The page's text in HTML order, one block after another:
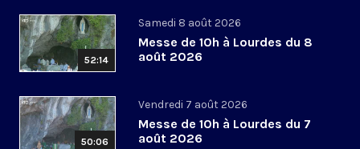
52:14
Samedi 8 août 2026
Messe de 10h à Lourdes du 8
août 2026
50:06
Vendredi 7 août 2026
Messe de 10h à Lourdes du 7
août 2026